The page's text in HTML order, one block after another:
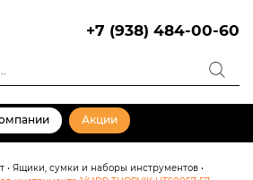
+7 (938) 484-00-60
Акции
• Ящики, сумки и наборы инструментов •